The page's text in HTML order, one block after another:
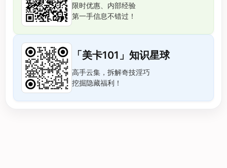
限时优惠、内部经验
第一手信息不错过！
「美卡101」知识星球
高手云集，拆解奇技淫巧
挖掘隐藏福利！